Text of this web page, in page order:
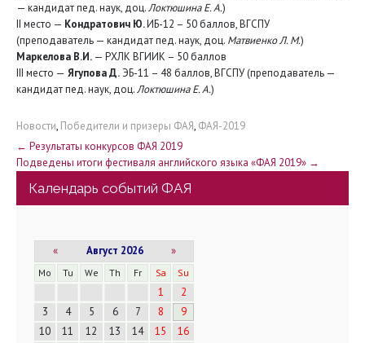
— кандидат пед. наук, доц.Локтюшина Е. А.)
II место — Кондратович Ю.ИБ-12 – 50 баллов, ВГСПУ
(преподаватель — кандидат пед. наук, доц. Матвиенко Л. М.)
Маркелова В.И. — РХЛК ВГИИК – 50 баллов
III место — Ягупова Д. ЭБ-11 – 48 баллов, ВГСПУ (преподаватель —
кандидат пед. наук, доц.Локтюшина Е. А.)
Новости, Победители и призеры ФАЯ, ФАЯ-2019
Н
а
← Результаты конкурсов ФАЯ 2019
Подведены итоги фестиваля английского языка «ФАЯ 2019» →
Календарь событий ФАЯ
« Август 2026 »
Mo Tu We Th Fr Sa Su
1
2
3
4 5 6 7 8
9
10
11 12 13 14 15
16